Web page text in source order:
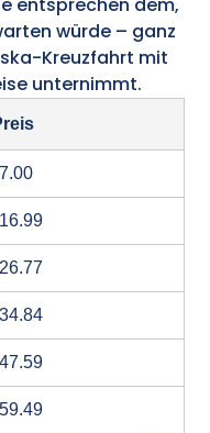
würde – ganz
Kreuzfahrt mit
unternimmt.